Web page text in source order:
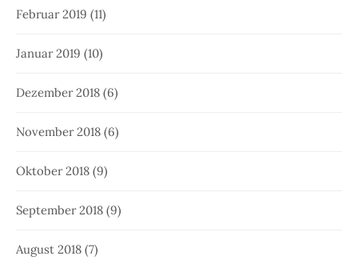
Februar 2019 (11)
Januar 2019 (10)
Dezember 2018 (6)
November 2018 (6)
Oktober 2018 (9)
September 2018 (9)
August 2018 (7)